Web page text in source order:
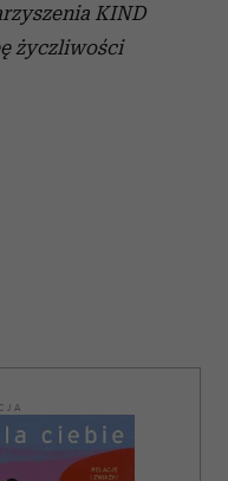
KIND
życzliwości